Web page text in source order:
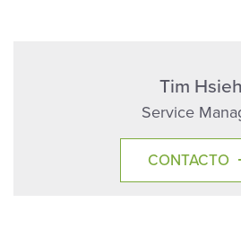
Tim Hsieh
Service
CONTACTO